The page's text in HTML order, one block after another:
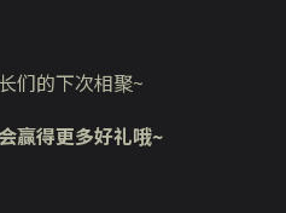
们的下次相聚~
赢得更多好礼哦~